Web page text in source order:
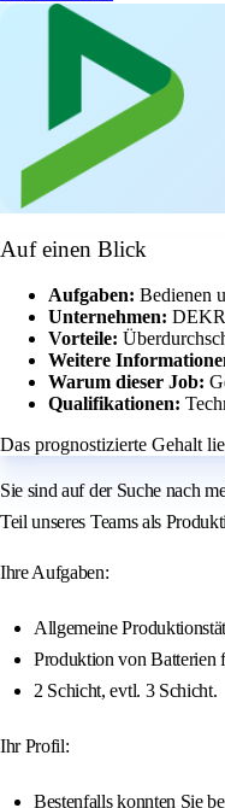
Auf einen Blick
Aufgaben: Bedienen
Unternehmen:
Vorteile:
Weitere
Warum dieser Job:
Qualifikationen:
Das prognostizierte Gehalt
Sie sind auf der Suche nach
Teil unseres Teams als
Ihre Aufgaben:
Allgemeine
Produktion von Batterien
2 Schicht, evtl. 3 Schicht.
Ihr Profil:
Bestenfalls konnten Sie